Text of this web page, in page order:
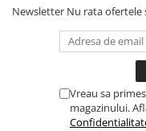
Newsletter Nu rata
Vreau sa
magazinului.